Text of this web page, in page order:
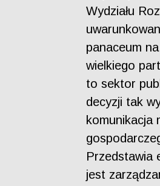
Wydziału
panaceum
wielkiego
to sektor
decyzji tak
komunikacja
Przedstawia
jest